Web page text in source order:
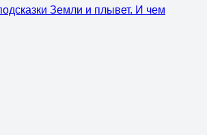
Земли и плывет. И чем